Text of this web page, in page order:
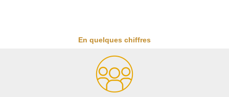
En quelques chiffres